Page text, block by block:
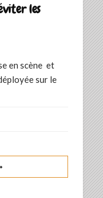
les
en scène et
sur le